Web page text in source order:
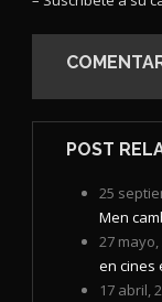
POST
25
Men
27 mayo,
en cines
17 abril,